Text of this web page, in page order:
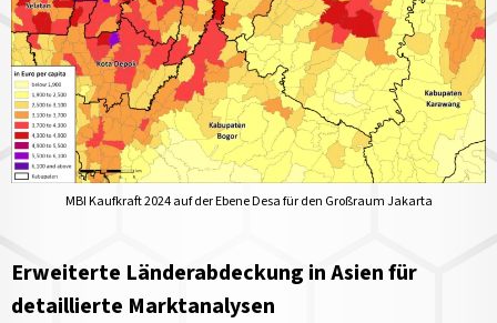
MBI Kaufkraft 2024 auf der Ebene Desa für den Großraum Jakarta
Erweiterte Länderabdeckung in Asien für
detaillierte Marktanalysen